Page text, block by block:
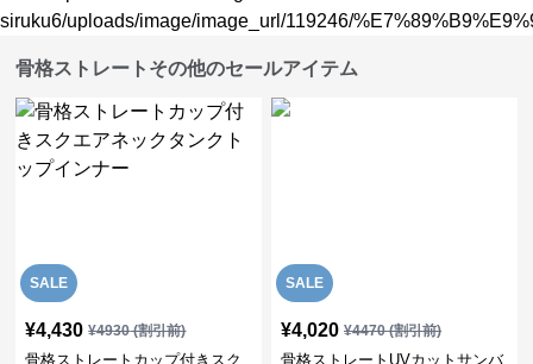
骨格ストレートその他のセールアイテム
SALE
¥4,430 ¥4930(割引前)
骨格ストレートカップ付きスク
SALE
¥4,020 ¥4470(割引前)
骨格ストレートUVカットサンバ